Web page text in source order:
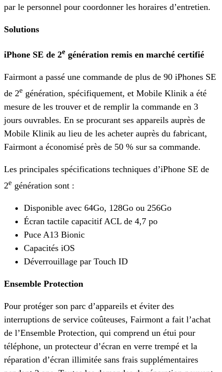
par le personnel pour coordonner les horaires d’entretien.
Solutions
iPhone SE de 2e génération remis en marché certifié
Fairmont a passé une commande de plus de 90 iPhones SE
de 2e génération, spécifiquement, et Mobile Klinik a été
mesure de les trouver et de remplir la commande en 3
jours ouvrables. En se procurant ses appareils auprès de
Mobile Klinik au lieu de les acheter auprès du fabricant,
Fairmont a économisé près de 50 % sur sa commande.
Les principales spécifications techniques d’iPhone SE de
2e génération sont :
Disponible avec 64Go, 128Go ou 256Go
Écran tactile capacitif ACL de 4,7 po
Puce A13 Bionic
Capacités iOS
Déverrouillage par Touch ID
Ensemble Protection
Pour protéger son parc d’appareils et éviter des
interruptions de service coûteuses, Fairmont a fait l’achat
de l’Ensemble Protection, qui comprend un étui pour
téléphone, un protecteur d’écran en verre trempé et la
réparation d’écran illimitée sans frais supplémentaires